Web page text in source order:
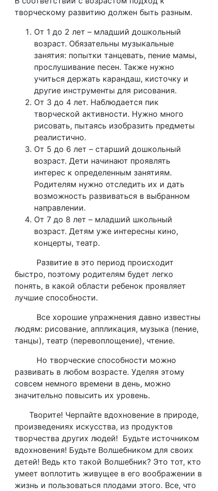
творческому развитию должен быть разным.
От 1 до 2 лет – младший дошкольный
возраст. Обязательны музыкальные
занятия: попытки танцевать, пение мамы,
прослушивание песен. Также нужно
учиться держать карандаш, кисточку и
другие инструменты для рисования.
От 3 до 4 лет. Наблюдается пик
творческой активности. Нужно много
рисовать, пытаясь изобразить предметы
реалистично.
От 5 до 6 лет – старший дошкольный
возраст. Дети начинают проявлять
интерес к определенным занятиям.
Родителям нужно отследить их и дать
возможность развиваться в выбранном
направлении.
От 7 до 8 лет – младший школьный
возраст. Детям уже интересны кино,
концерты, театр.
Развитие в это период происходит
быстро, поэтому родителям будет легко
понять, в какой области ребенок проявляет
лучшие способности.
Все хорошие упражнения давно известны
людям: рисование, аппликация, музыка (пение,
танцы), театр (перевоплощение), чтение.
Но творческие способности можно
развивать в любом возрасте. Уделяя этому
совсем немного времени в день, можно
значительно повысить их уровень.
Творите! Черпайте вдохновение в природе,
произведениях искусства, из продуктов
творчества других людей! Будьте источником
вдохновения! Будьте Волшебником для своих
детей! Ведь кто такой Волшебник? Это тот, кто
умеет воплотить живущее в его воображении в
жизнь и пользоваться плодами этого. Все, что